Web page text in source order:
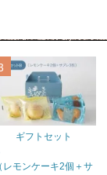
ギフトセット
（レモンケーキ2個＋サ